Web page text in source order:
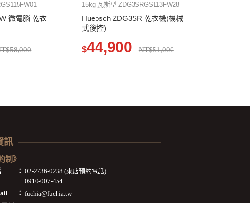
微電腦 乾衣
15kg 瓦斯型 ZDG3SRGS113FW28
Huebsch ZDG3SR 乾衣機(機械
式後控)
$44,900 NT$51,000
訊
制》
： 02-2736-0238 (來店預約電話)
0910-007-454
： fuchia@fuchia.tw